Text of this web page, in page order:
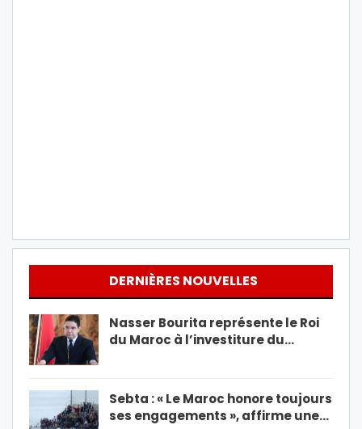
DERNIÈRES NOUVELLES
Nasser Bourita représente le Roi
du Maroc à l’investiture du…
Sebta : « Le Maroc honore toujours
ses engagements », affirme une…